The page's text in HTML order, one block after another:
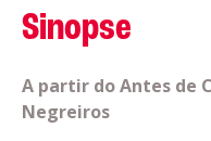
Sinopse
A partir do Antes de
Negreiros